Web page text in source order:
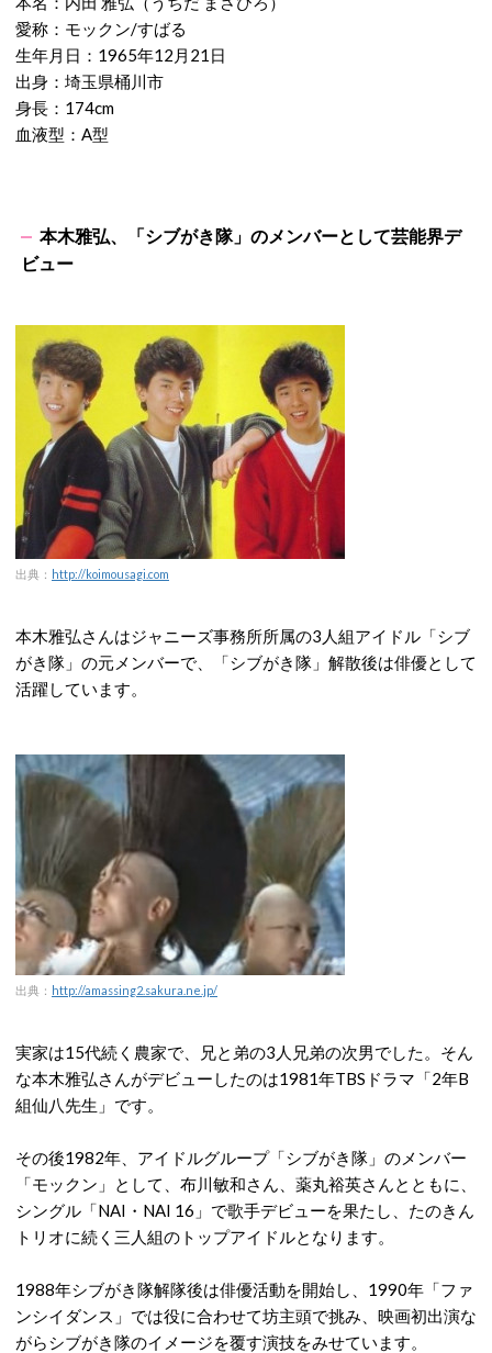
愛称：モックン/すばる
生年月日：1965年12月21日
出身：埼玉県桶川市
身長：174cm
血液型：A型
本木雅弘、「シブがき隊」のメンバーとして芸能界デ
ビュー
出典： http://koimousagi.com
本木雅弘さんはジャニーズ事務所所属の3人組アイドル「シブ
がき隊」の元メンバーで、「シブがき隊」解散後は俳優として
活躍しています。
出典： http://amassing2.sakura.ne.jp/
実家は15代続く農家で、兄と弟の3人兄弟の次男でした。そん
な本木雅弘さんがデビューしたのは1981年TBSドラマ「2年B
組仙八先生」です。
その後1982年、アイドルグループ「シブがき隊」のメンバー
「モックン」として、布川敏和さん、薬丸裕英さんとともに、
シングル「NAI・NAI 16」で歌手デビューを果たし、たのきん
トリオに続く三人組のトップアイドルとなります。
1988年シブがき隊解隊後は俳優活動を開始し、1990年「ファ
ンシイダンス」では役に合わせて坊主頭で挑み、映画初出演な
がらシブがき隊のイメージを覆す演技をみせています。